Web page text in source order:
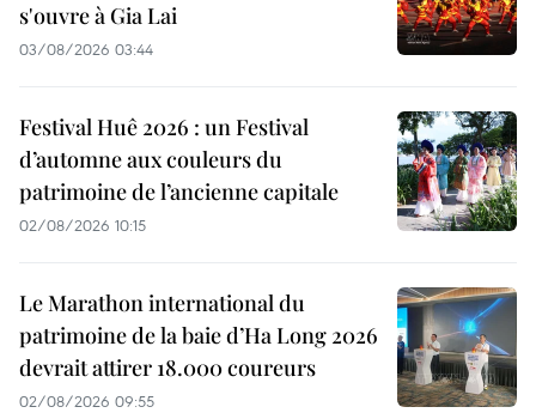
s'ouvre à Gia Lai
03/08/2026 03:44
Festival Huê 2026 : un Festival
d’automne aux couleurs du
patrimoine de l’ancienne capitale
02/08/2026 10:15
Le Marathon international du
patrimoine de la baie d’Ha Long 2026
devrait attirer 18.000 coureurs
02/08/2026 09:55